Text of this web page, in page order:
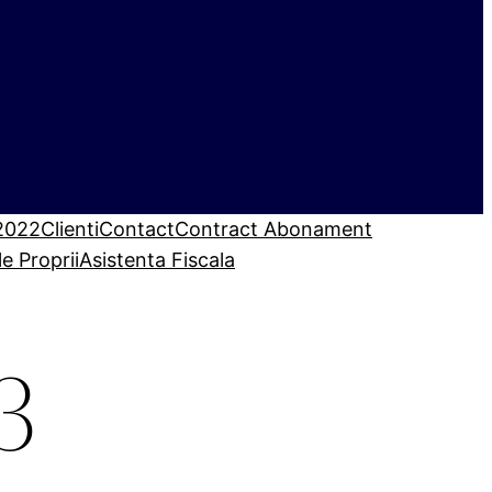
ClientiContactContract Abonament
PropriiAsistenta Fiscala